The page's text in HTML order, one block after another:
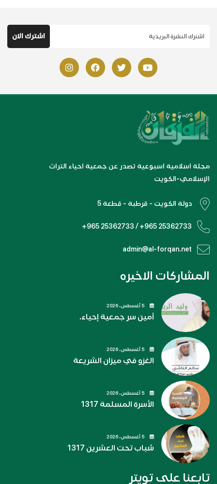
مجلة اسلامية اسبوعية تصدر عن جمعية احياء التراث
الإسلامي-الكويت
دولة الكويت - قرطبة - قطعة 5
+965 25362733 / +965 25362733
admin@al-forqan.net
المشاركات الاخيره
أمين سر جمعية إحياء.
الغزو في ميزان الشريعة
الأسرة المسلمة 1317
شباب تحت العشرين 1317
تابعنا على تويتر